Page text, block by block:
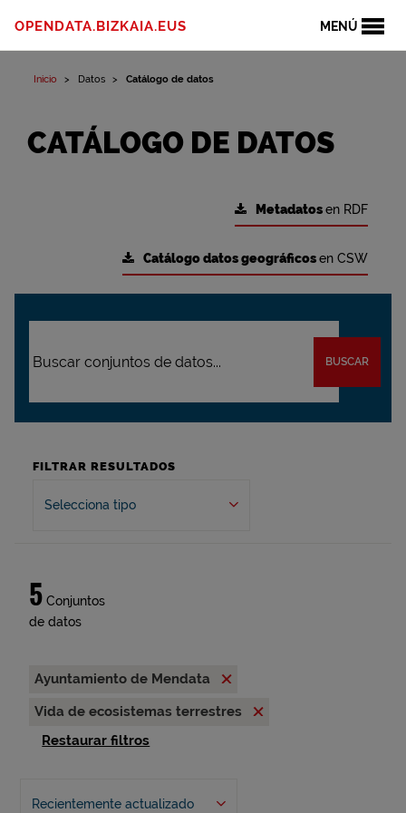
MENÚ
OPENDATA.BIZKAIA.EUS
Inicio Datos Catálogo de datos
CATÁLOGO DE DATOS
Metadatosen RDF
Catálogo datos geográficosen CSW
BUSCAR
FILTRAR RESULTADOS
Selecciona tipo
5 Conjuntos
de datos
Ayuntamiento de Mendata
Vida de ecosistemas terrestres
Restaurar filtros
Recientemente actualizado